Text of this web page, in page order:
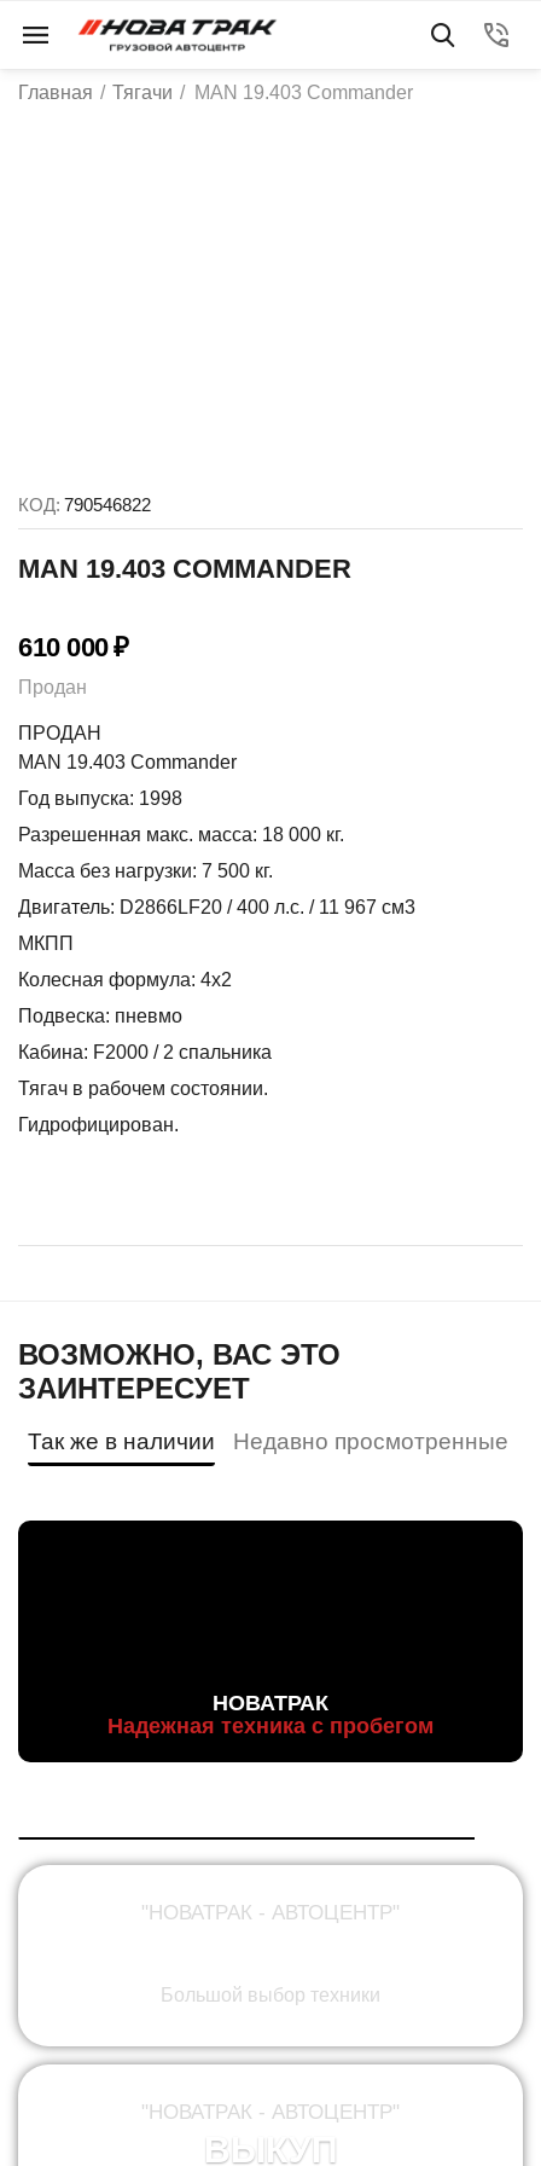
Главная / Тягачи / MAN 19.403 Commander
КОД: 790546822
MAN 19.403 COMMANDER
610 000₽
Продан
ПРОДАН
MAN 19.403 Commander
Год выпуска: 1998
Разрешенная макс. масса: 18 000 кг.
Масса без нагрузки: 7 500 кг.
Двигатель: D2866LF20 / 400 л.с. / 11 967 см3
МКПП
Колесная формула: 4х2
Подвеска: пневмо
Кабина: F2000 / 2 спальника
Тягач в рабочем состоянии.
Гидрофицирован.
ВОЗМОЖНО, ВАС ЭТО
ЗАИНТЕРЕСУЕТ
Так же в наличии Недавно просмотренные
НОВАТРАК
Надежная техника с пробегом
"НОВАТРАК - АВТОЦЕНТР"
Большой выбор техники
"НОВАТРАК - АВТОЦЕНТР"
ВЫКУП